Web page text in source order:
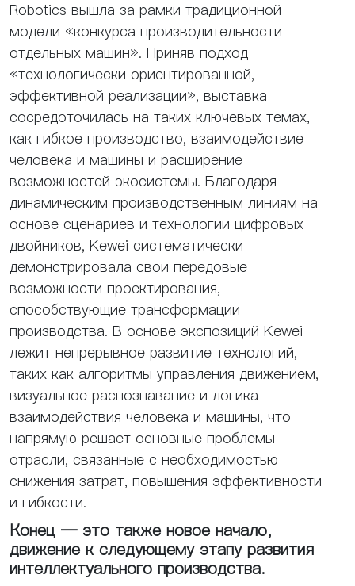
Robotics вышла за рамки традиционной
модели «конкурса производительности
отдельных машин». Приняв подход
«технологически ориентированной,
эффективной реализации», выставка
сосредоточилась на таких ключевых темах,
как гибкое производство, взаимодействие
человека и машины и расширение
возможностей экосистемы. Благодаря
динамическим производственным линиям на
основе сценариев и технологии цифровых
двойников, Kewei систематически
демонстрировала свои передовые
возможности проектирования,
способствующие трансформации
производства. В основе экспозиций Kewei
лежит непрерывное развитие технологий,
таких как алгоритмы управления движением,
визуальное распознавание и логика
взаимодействия человека и машины, что
напрямую решает основные проблемы
отрасли, связанные с необходимостью
снижения затрат, повышения эффективности
и гибкости.
Конец — это также новое начало,
движение к следующему этапу развития
интеллектуального производства.